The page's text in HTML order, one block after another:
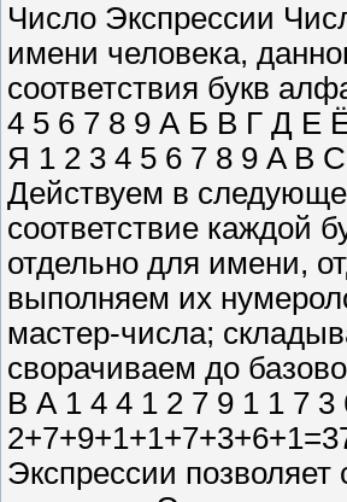
Число Экспрессии
имени человека,
соответствия букв
4 5 6 7 8 9 А Б В Г Д
Я 1 2 3 4 5 6 7 8 9 A B
Действуем в
соответствие каждой
отдельно для имени,
выполняем их
мастер-числа;
сворачиваем до
В А 1 4 4 1 2 7 9 1 1 7 3
Экспрессии